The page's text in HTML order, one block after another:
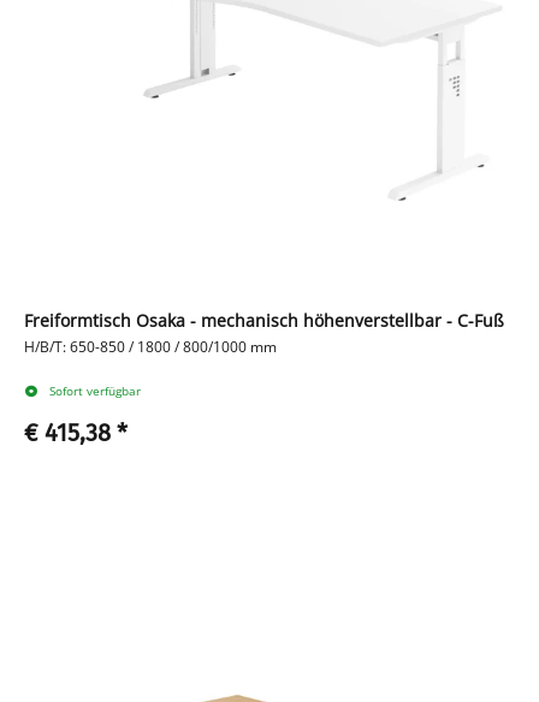
Freiformtisch Osaka - mechanisch höhenverstellbar - C-Fuß
H/B/T: 650-850 / 1800 / 800/1000 mm
Sofort verfügbar
€ 415,38 *